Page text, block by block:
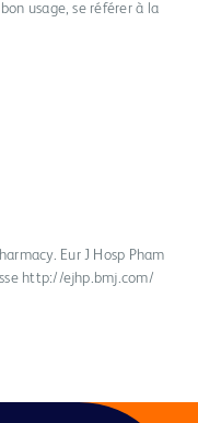
usage, se référer à la
Eur J Hosp Pham
http://ejhp.bmj.com/